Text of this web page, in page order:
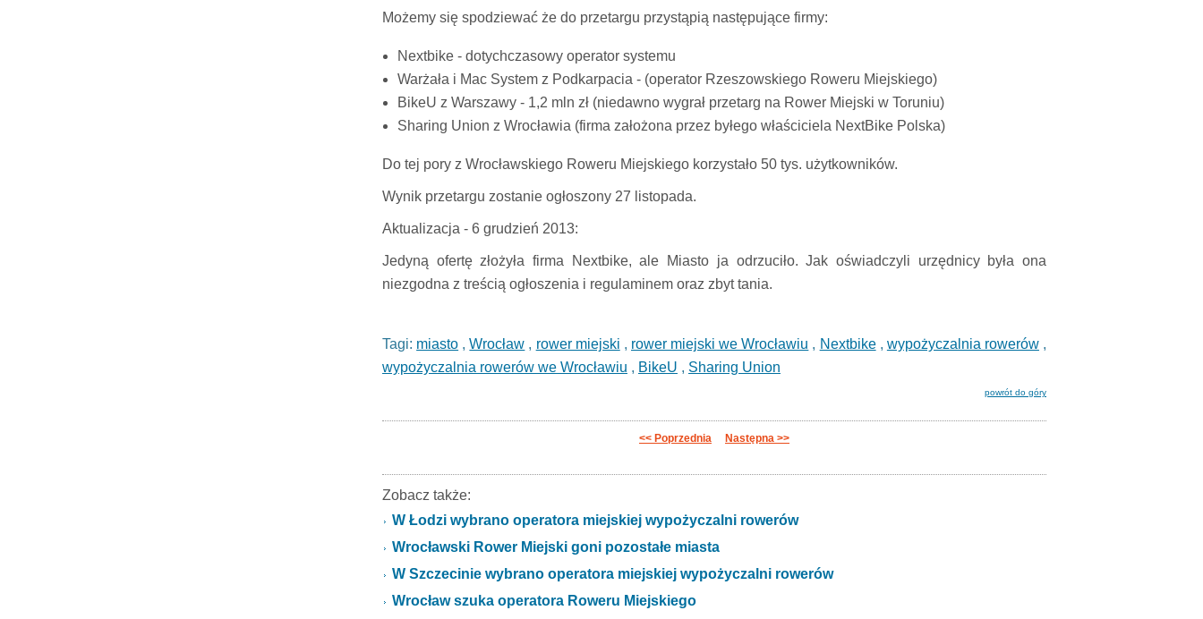
Możemy się spodziewać że do przetargu przystąpią następujące firmy:
Nextbike - dotychczasowy operator systemu
Warżała i Mac System z Podkarpacia - (operator Rzeszowskiego Roweru Miejskiego)
BikeU z Warszawy - 1,2 mln zł (niedawno wygrał przetarg na Rower Miejski w Toruniu)
Sharing Union z Wrocławia (firma założona przez byłego właściciela NextBike Polska)
Do tej pory z Wrocławskiego Roweru Miejskiego korzystało 50 tys. użytkowników.
Wynik przetargu zostanie ogłoszony 27 listopada.
Aktualizacja - 6 grudzień 2013:
Jedyną ofertę złożyła firma Nextbike, ale Miasto ja odrzuciło. Jak oświadczyli urzędnicy była ona
niezgodna z treścią ogłoszenia i regulaminem oraz zbyt tania.
Tagi: miasto ,Wrocław , rower miejski , rower miejski we Wrocławiu , Nextbike, wypożyczalnia rowerów,
wypożyczalnia rowerów we Wrocławiu , BikeU , Sharing Union
powrót do góry
<< Poprzednia Następna >>
Zobacz także:
W Łodzi wybrano operatora miejskiej wypożyczalni rowerów
Wrocławski Rower Miejski goni pozostałe miasta
W Szczecinie wybrano operatora miejskiej wypożyczalni rowerów
Wrocław szuka operatora Roweru Miejskiego